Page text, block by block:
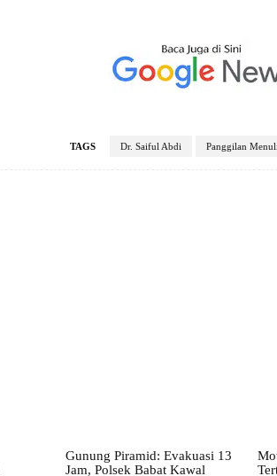
TAGS Dr. Saiful Abdi Panggilan
Gunung Piramid: Evakuasi 13
Jam, Polsek Babat Kawal